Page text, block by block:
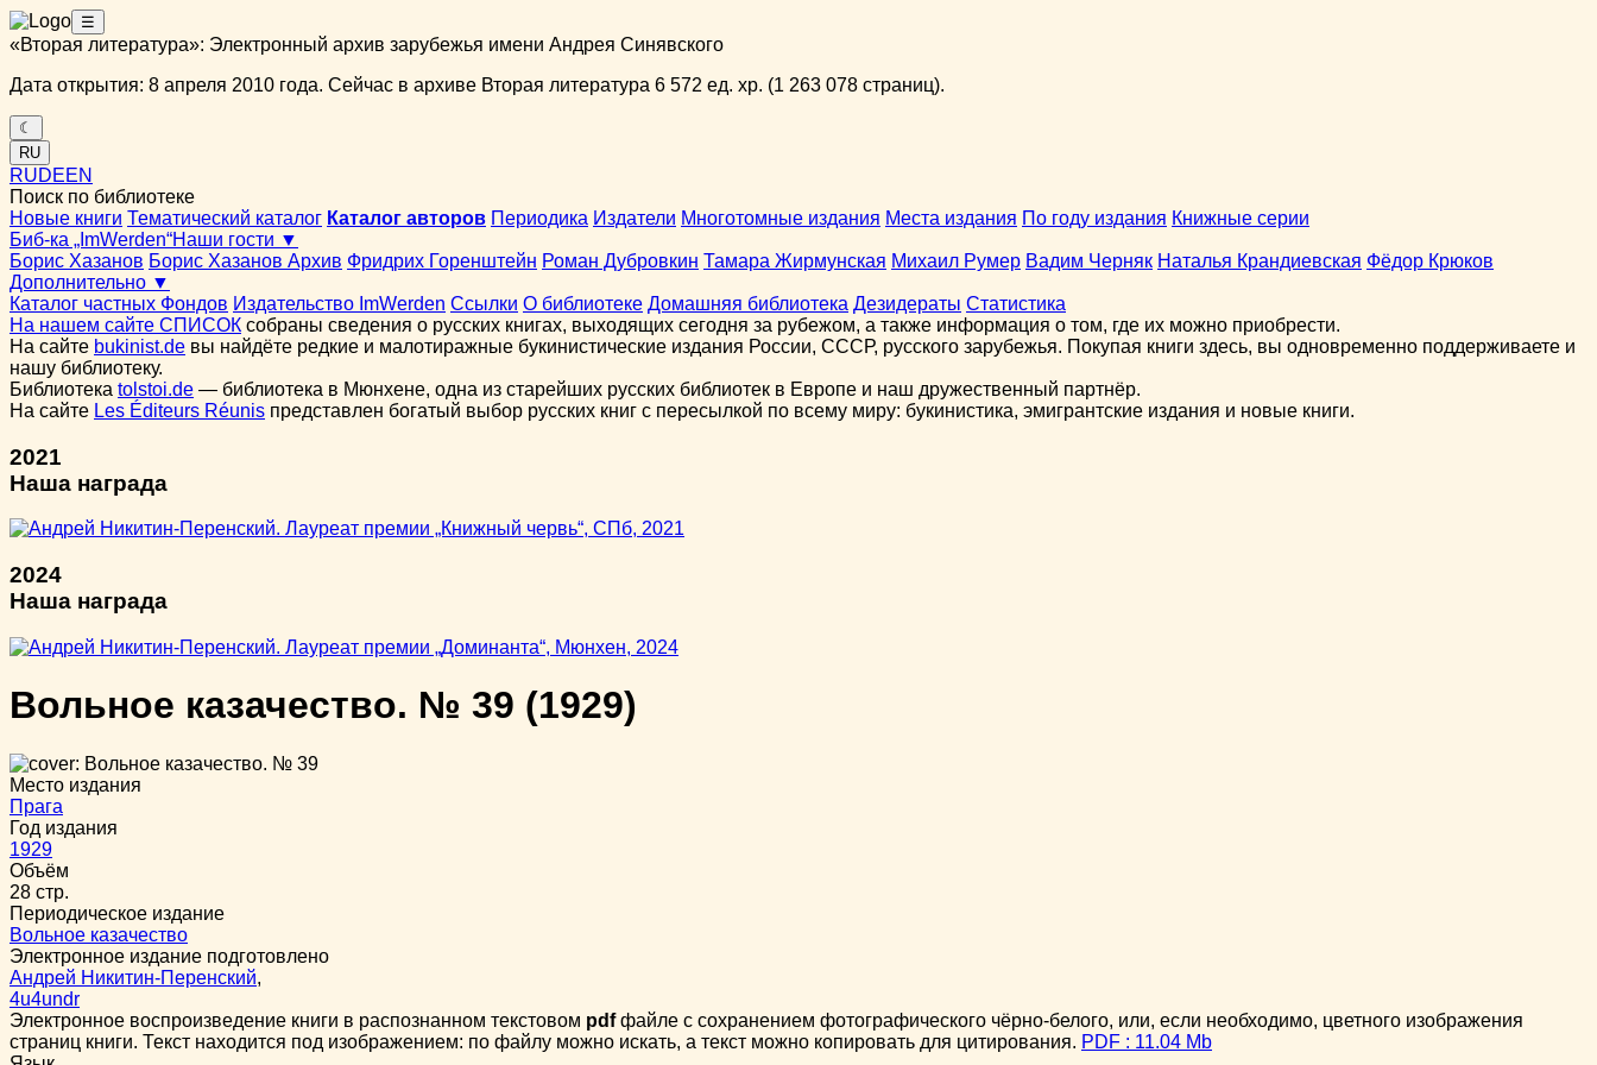
☰
«Вторая литература»: Электронный архив зарубежья имени Андрея Синявского
Дата открытия: 8 апреля 2010 года. Сейчас в архиве Вторая литература 6 572 ед. хр. (1 263 078 страниц).
☾
RU
RUDEEN
Поиск по библиотеке
Новые книги Тематический каталог Каталог авторов Периодика Издатели Многотомные издания Места издания По году издания Книжные серии
Биб-ка „ImWerden“Наши гости ▼
Борис Хазанов Борис Хазанов Архив Фридрих Горенштейн Роман Дубровкин Тамара Жирмунская Михаил Румер Вадим Черняк Наталья Крандиевская Фёдор Крюков
Дополнительно ▼
Каталог частных Фондов Издательство ImWerden Ссылки О библиотеке Домашняя библиотека Дезидераты Статистика
На нашем сайте СПИСОК собраны сведения о русских книгах, выходящих сегодня за рубежом, а также информация о том, где их можно приобрести.
На сайте bukinist.de вы найдёте редкие и малотиражные букинистические издания России, СССР, русского зарубежья. Покупая книги здесь, вы одновременно поддерживаете и
нашу библиотеку.
Библиотека tolstoi.de — библиотека в Мюнхене, одна из старейших русских библиотек в Европе и наш дружественный партнёр.
На сайте Les Éditeurs Réunis представлен богатый выбор русских книг с пересылкой по всему миру: букинистика, эмигрантские издания и новые книги.
2021
Наша награда
2024
Наша награда
Вольное казачество. № 39 (1929)
Место издания
Прага
Год издания
1929
Объём
28 стр.
Периодическое издание
Вольное казачество
Электронное издание подготовлено
Андрей Никитин-Перенский,
4u4undr
Электронное воспроизведение книги в распознанном текстовом pdfфайле с сохранением фотографического чёрно-белого, или, если необходимо, цветного изображения
страниц книги. Текст находится под изображением: по файлу можно искать, а текст можно копировать для цитирования. PDF : 11.04 Mb